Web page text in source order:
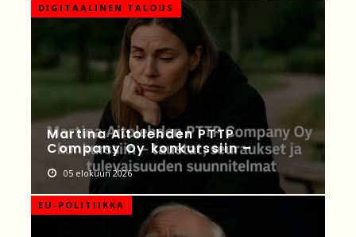
DIGITAALINEN TALOUS
Martina Aitolehden PTTP
Company Oy konkurssiin –
05 elokuun 2026
EU-POLITIIKKA